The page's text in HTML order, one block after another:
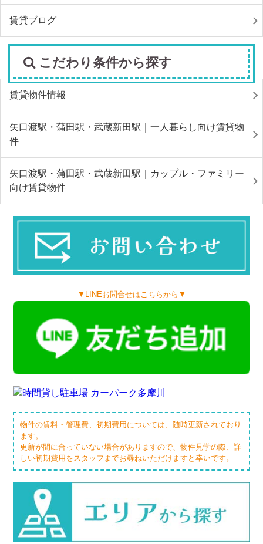
賃貸ブログ
こだわり条件から探す
賃貸物件情報
矢口渡駅・蒲田駅・武蔵新田駅｜一人暮らし向け賃貸物
件
矢口渡駅・蒲田駅・武蔵新田駅｜カップル・ファミリー
向け賃貸物件
▼LINEお問合せはこちらから▼
物件の賃料・管理費、初期費用については、随時更新されており
ます。
更新が間に合っていない場合がありますので、物件見学の際、詳
しい初期費用をスタッフまでお尋ねいただけますと幸いです。